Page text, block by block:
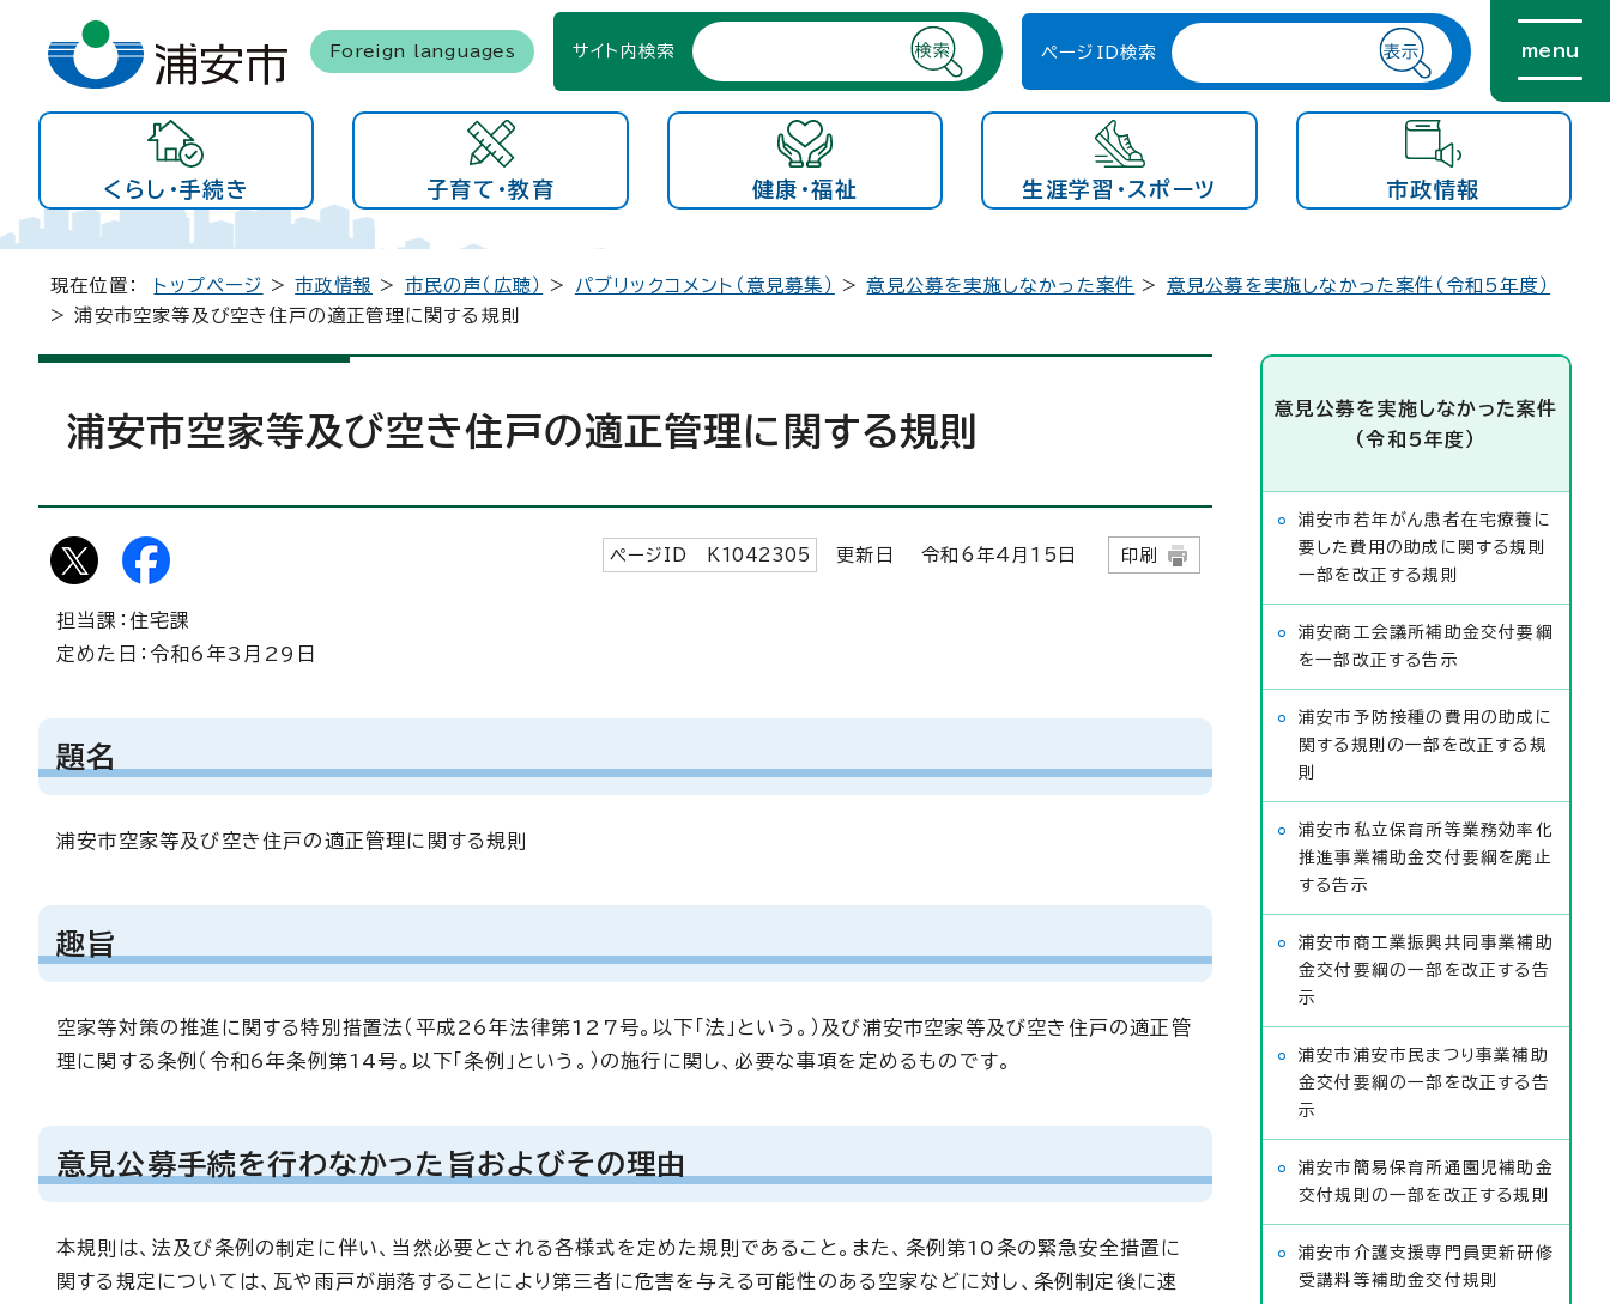
Foreign languages サイト内検索 ページID検索 menu
くらし・手続き 子育て・教育 健康・福祉 生涯学習・スポーツ 市政情報
現在位置： トップページ >市政情報 > 市民の声（広聴） > パブリックコメント（意見募集） >意見公募を実施しなかった案件 > 意見公募を実施しなかった案件（令和5年度）
> 浦安市空家等及び空き住戸の適正管理に関する規則
浦安市空家等及び空き住戸の適正管理に関する規則
ページID K 1042305 更新日 令和6年4月 15 日 印刷
担当課：住宅課
定めた日：令和6年3月29日
題名
浦安市空家等及び空き住戸の適正管理に関する規則
趣旨
空家等対策の推進に関する特別措置法（平成26年法律第127号。以下「法」という。）及び浦安市空家等及び空き住戸の適正管
理に関する条例（令和6年条例第14号。以下「条例」という。）の施行に関し、必要な事項を定めるものです。
意見公募手続を行わなかった旨およびその理由
本規則は、法及び条例の制定に伴い、当然必要とされる各様式を定めた規則であること。また、条例第10条の緊急安全措置に
関する規定については、瓦や雨戸が崩落することにより第三者に危害を与える可能性のある空家などに対し、条例制定後に速
意見公募を実施しなかった案件
（令和5年度）
浦安市若年がん患者在宅療養に
要した費用の助成に関する規則
一部を改正する規則
浦安商工会議所補助金交付要綱
を一部改正する告示
浦安市予防接種の費用の助成に
関する規則の一部を改正する規
則
浦安市私立保育所等業務効率化
推進事業補助金交付要綱を廃止
する告示
浦安市商工業振興共同事業補助
金交付要綱の一部を改正する告
示
浦安市浦安市民まつり事業補助
金交付要綱の一部を改正する告
示
浦安市簡易保育所通園児補助金
交付規則の一部を改正する規則
浦安市介護支援専門員更新研修
受講料等補助金交付規則